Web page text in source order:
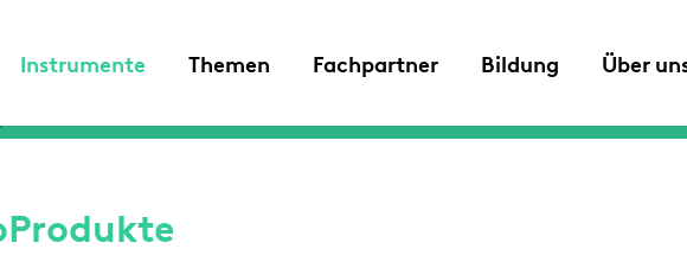
Instrumente Themen Fachpartner Bildung Über